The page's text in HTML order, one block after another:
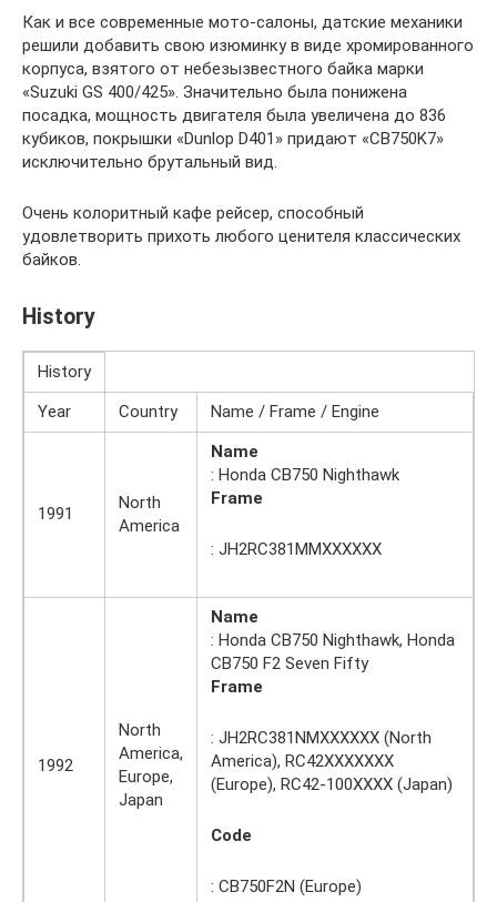
Как и все современные мото-салоны, датские механики
решили добавить свою изюминку в виде хромированного
корпуса, взятого от небезызвестного байка марки
«Suzuki GS 400/425». Значительно была понижена
посадка, мощность двигателя была увеличена до 836
кубиков, покрышки «Dunlop D401» придают «CB750K7»
исключительно брутальный вид.
Очень колоритный кафе рейсер, способный
удовлетворить прихоть любого ценителя классических
байков.
History
History
Year
Country Name / Frame / Engine
1991
North
America
Name
: Honda CB750 Nighthawk
Frame
: JH2RC381MMXXXXXX
1992
North
America,
Europe,
Japan
Name
: Honda CB750 Nighthawk, Honda
CB750 F2 Seven Fifty
Frame
: JH2RC381NMXXXXXX (North
America), RC42XXXXXXX
(Europe), RC42-100XXXX (Japan)
Code
: CB750F2N (Europe)